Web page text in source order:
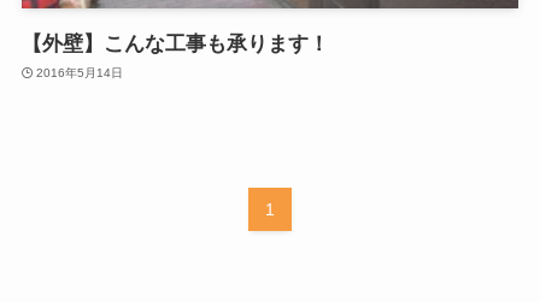
【外壁】こんな工事も承ります！
2016年5月14日
1